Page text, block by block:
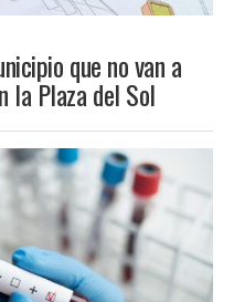
que no van a
la Plaza del Sol